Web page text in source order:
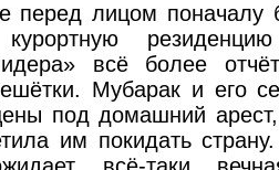
перед лицом поначалу
резиденцию
всё более
Мубарак и его
под домашний арест,
им покидать